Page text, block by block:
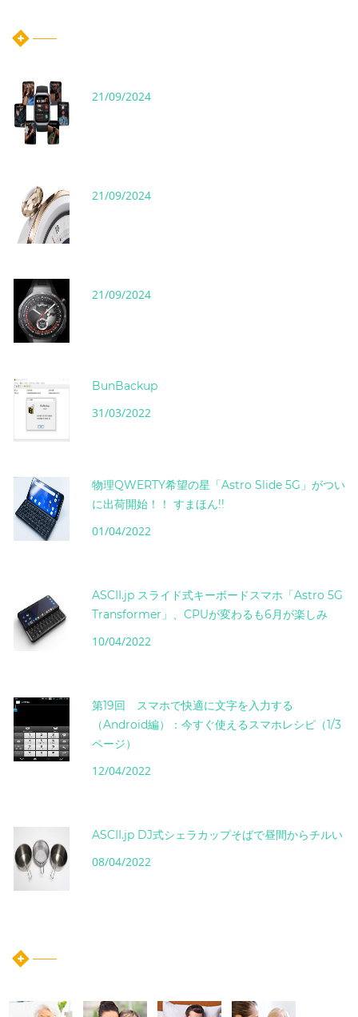
21/09/2024
21/09/2024
21/09/2024
BunBackup
31/03/2022
物理QWERTY希望の星「Astro Slide 5G」がつい
に出荷開始！！ すまほん!!
01/04/2022
ASCII.jp スライド式キーボードスマホ「Astro 5G
Transformer」、CPUが変わるも6月が楽しみ
10/04/2022
第19回 スマホで快適に文字を入力する
（Android編）：今すぐ使えるスマホレシピ（1/3
ページ）
12/04/2022
ASCII.jp DJ式シェラカップそばで昼間からチルい
08/04/2022